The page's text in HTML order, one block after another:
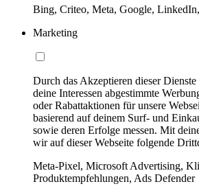
Bing, Criteo, Meta, Google,
Marketing
Durch das Akzeptieren dieser
deine Interessen abgestimmte
oder Rabattaktionen für unsere
basierend auf deinem Surf- und
sowie deren Erfolge messen. Mit
wir auf dieser Webseite folgende
Meta-Pixel, Microsoft Advertising,
Produktempfehlungen, Ads Defender